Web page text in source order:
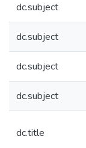
dc.subject
dc.subject
dc.subject
dc.subject
dc.title